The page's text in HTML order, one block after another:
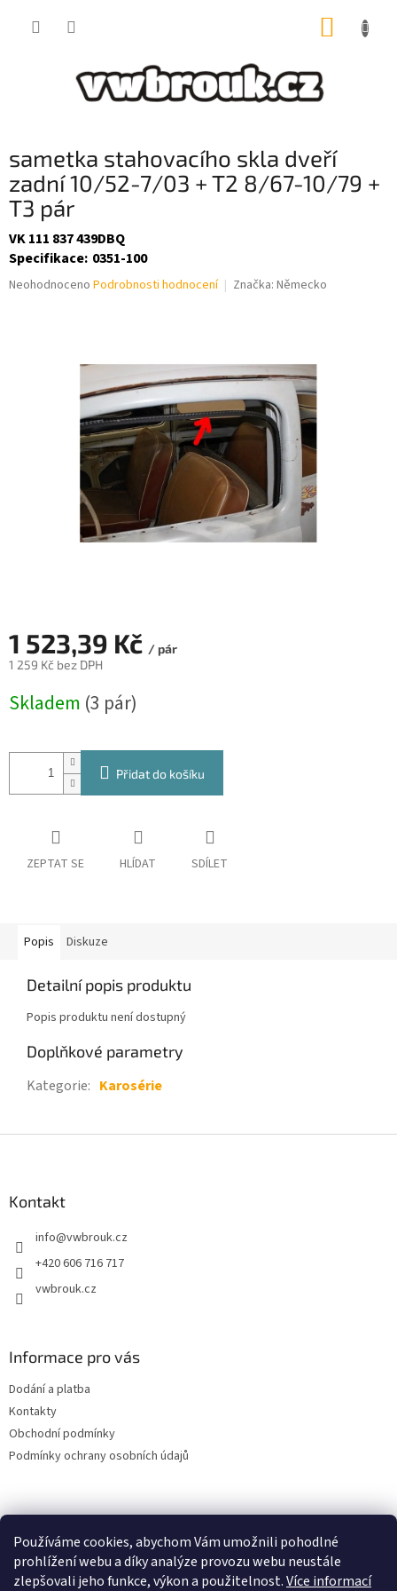
Používáme cookies, abychom Vám umožnili pohodlné
prohlížení webu a díky analýze provozu webu neustále
zlepšovali jeho funkce, výkon a použitelnost.Více informací
sametka stahovacího skla dveří
zadní 10/52-7/03 + T2 8/67-10/79 +
T3 pár
VK 111 837 439DBQ
Specifikace: 0351-100
Průměrné
Neohodnoceno Podrobnosti hodnocení Značka: Německo
1 523,39 Kč / pár
1 259 Kč bez DPH
cena:
Skladem (3 pár)
Přidat do košíku
ZEPTAT SE HLÍDAT SDÍLET
Popis Diskuze
Detailní popis produktu
Popis produktu není dostupný
Doplňkové parametry
Kategorie: Karosérie
Kontakt
info@vwbrouk.cz
+420 606 716 717
vwbrouk.cz
Informace pro vás
Dodání a platba
Kontakty
Obchodní podmínky
Podmínky ochrany osobních údajů